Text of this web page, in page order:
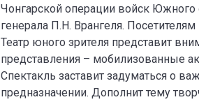
Чонгарской операции войск
генерала П.Н. Врангеля.
Театр юного зрителя представит
представления – мобилизованные
Спектакль заставит задуматься о
предназначении. Дополнит тему